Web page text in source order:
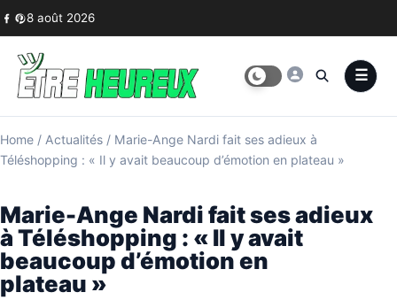
Skip to content
8 août 2026
Home / Actualités / Marie-Ange Nardi fait ses adieux à
Téléshopping : « Il y avait beaucoup d’émotion en plateau »
Marie-Ange Nardi fait ses adieux
à Téléshopping : « Il y avait
beaucoup d’émotion en
plateau »